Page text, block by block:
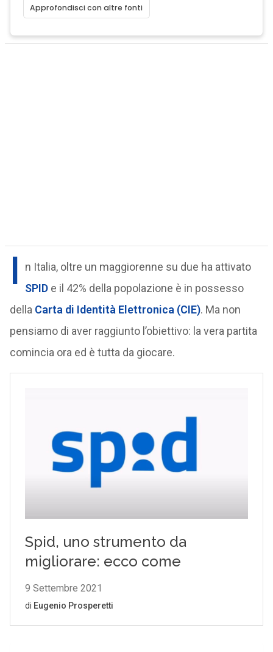
Approfondisci con altre fonti
I
n Italia, oltre un maggiorenne su due ha attivato
SPIDe il 42% della popolazione è in possesso
della Carta di Identità Elettronica (CIE). Ma non
pensiamo di aver raggiunto l’obiettivo: la vera partita
comincia ora ed è tutta da giocare.